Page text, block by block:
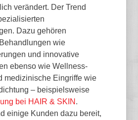
verändert. Der Trend
Dazu gehören
wie
und innovative
ebenso wie Wellness-
medizinische Eingriffe wie
– beispielsweise
bei HAIR & SKIN .
einige Kunden dazu bereit,